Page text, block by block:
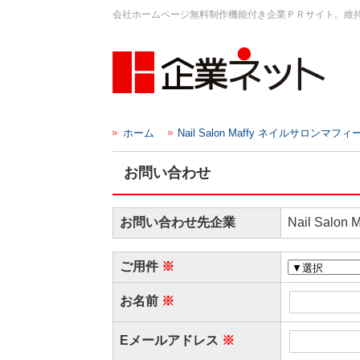
会社ホームページ無料制作機能付き企業ＰＲサイト。
ホーム Nail Salon Maffy ネイルサロンマフィ
お問い合わせ
お問い合わせ先企業 Nail Salon
ご用件
お名前
Eメールアドレス